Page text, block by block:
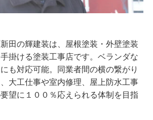
田の輝建装は、屋根塗装・外壁塗装
掛ける塗装工事店です。ベランダな
も対応可能。同業者間の横の繋がり
大工仕事や室内修理、屋上防水工事
望に１００％応えられる体制を目指